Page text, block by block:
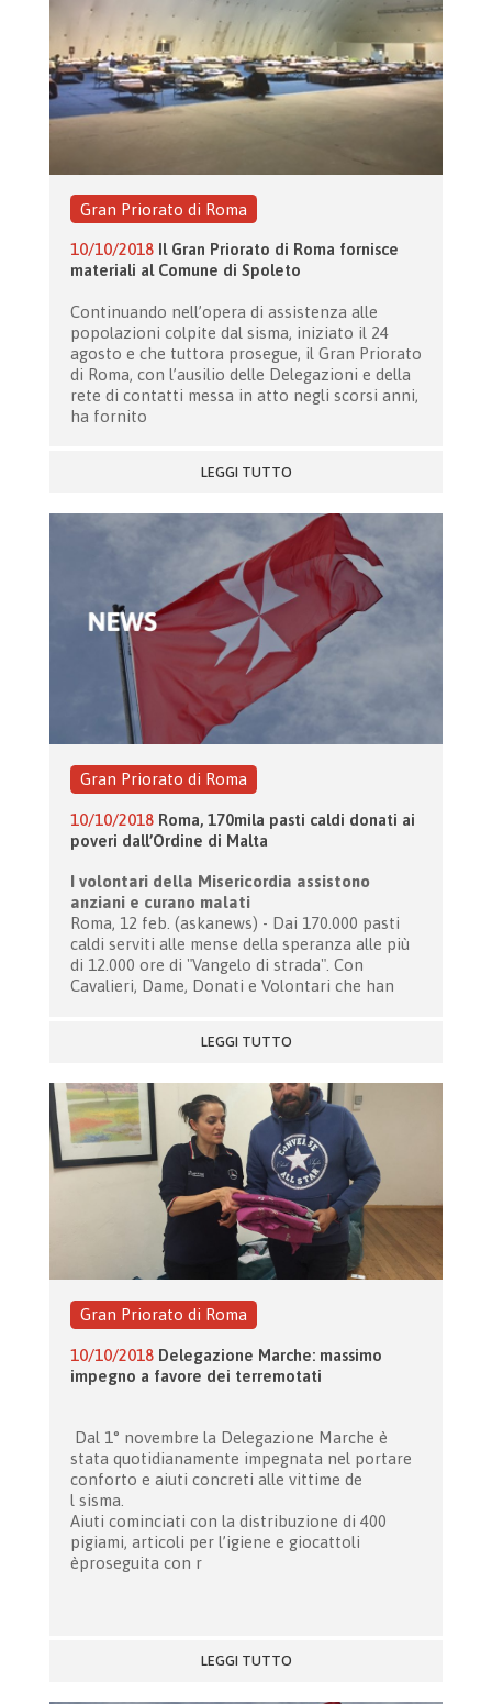
Gran Priorato di Roma
10/10/2018 Il Gran Priorato di Roma fornisce
materiali al Comune di Spoleto
Continuando nell’opera di assistenza alle
popolazioni colpite dal sisma, iniziato il 24
agosto e che tuttora prosegue, il Gran Priorato
di Roma, con l’ausilio delle Delegazioni e della
rete di contatti messa in atto negli scorsi anni,
ha fornito
LEGGI TUTTO
Gran Priorato di Roma
10/10/2018 Roma, 170mila pasti caldi donati ai
poveri dall’Ordine di Malta
I volontari della Misericordia assistono
anziani e curano malati
Roma, 12 feb. (askanews) - Dai 170.000 pasti
caldi serviti alle mense della speranza alle più
di 12.000 ore di "Vangelo di strada". Con
Cavalieri, Dame, Donati e Volontari che han
LEGGI TUTTO
Gran Priorato di Roma
10/10/2018 Delegazione Marche: massimo
impegno a favore dei terremotati
Dal 1° novembre la Delegazione Marche è
stata quotidianamente impegnata nel portare
conforto e aiuti concreti alle vittime de
l sisma.
Aiuti cominciati con la distribuzione di 400
pigiami, articoli per l’igiene e giocattoli
èproseguita con r
LEGGI TUTTO